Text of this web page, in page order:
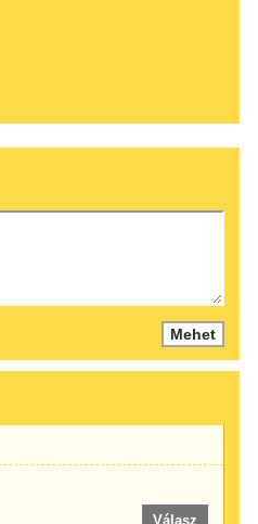
Válasz